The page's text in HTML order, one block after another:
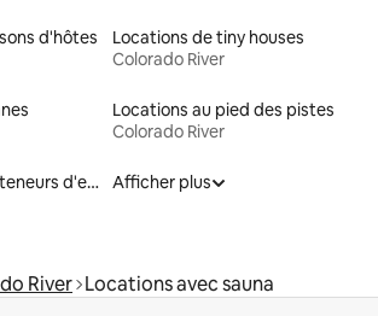
d'hôtes
Locations de tiny houses
Colorado River
Locations au pied des pistes
Colorado River
Locations de conteneurs d'expédition
Afficher plus
River Locations avec sauna